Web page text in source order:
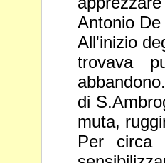
Antonio
All'inizio
trovava
di
muta,
Per circa